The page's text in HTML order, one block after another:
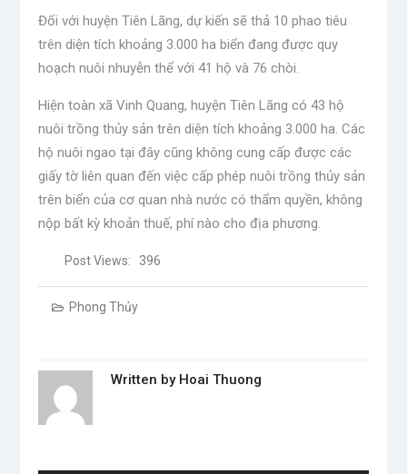
Đối với huyện Tiên Lãng, dự kiến ​​sẽ thả 10 phao tiêu
trên diện tích khoảng 3.000 ha biển đang được quy
hoạch nuôi nhuyễn thể với 41 hộ và 76 chòi.
Hiện toàn xã Vinh Quang, huyện Tiên Lãng có 43 hộ
nuôi trồng thủy sản trên diện tích khoảng 3.000 ha. Các
hộ nuôi ngao tại đây cũng không cung cấp được các
giấy tờ liên quan đến việc cấp phép nuôi trồng thủy sản
trên biển của cơ quan nhà nước có thẩm quyền, không
nộp bất kỳ khoản thuế, phí nào cho địa phương.
Post Views: 396
Phong Thủy
Written by Hoai Thuong